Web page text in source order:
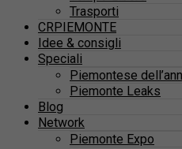
Trasporti
CRPIEMONTE
Idee & consigli
Speciali
Piemontese
Piemonte Leaks
Blog
Network
Piemonte Expo